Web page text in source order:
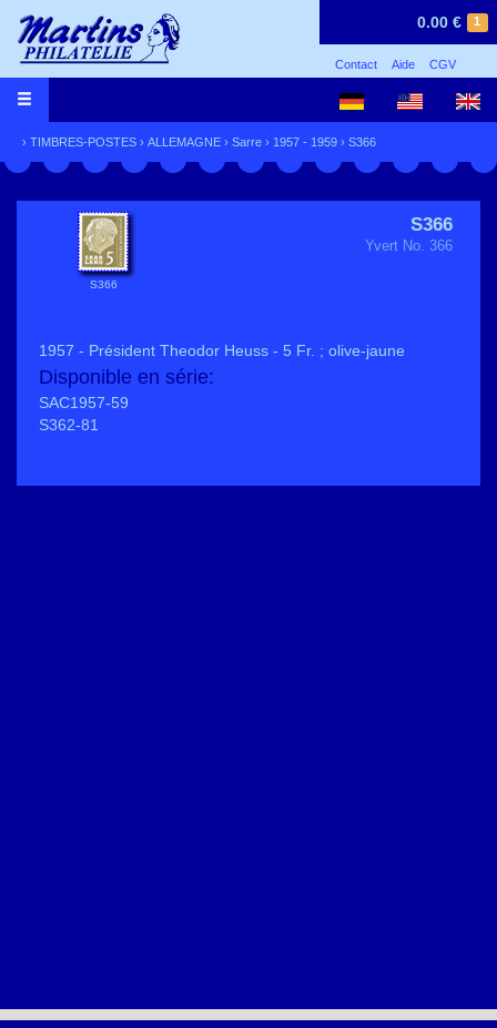
1
0.00 €
Contact Aide CGV
› TIMBRES-POSTES › ALLEMAGNE › Sarre › 1957 - 1959 › S366
S366
S366
Yvert No. 366
1957 - Président Theodor Heuss - 5 Fr. ; olive-jaune
Disponible en série:
SAC1957-59
S362-81